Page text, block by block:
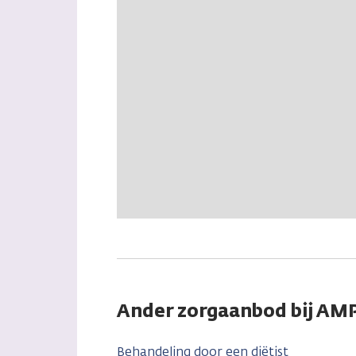
Ander zorgaanbod bij
Behandeling door een diëtist